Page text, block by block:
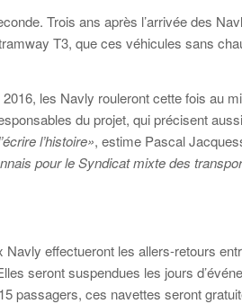
Trois ans après l’arrivée des
T3, que ces véhicules sans
les Navly rouleront cette fois au
du projet, qui précisent
l’histoire», estime Pascal
pour le Syndicat mixte des
effectueront les allers-retours
seront suspendues les jours
passagers, ces navettes seront